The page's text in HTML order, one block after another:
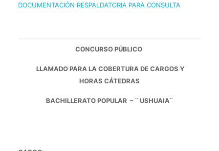
DOCUMENTACIÓN RESPALDATORIA PARA CONSULTA
CONCURSO PÚBLICO
LLAMADO PARA LA COBERTURA DE CARGOS Y
HORAS CÁTEDRAS
BACHILLERATO POPULAR – ¨ USHUAIA¨